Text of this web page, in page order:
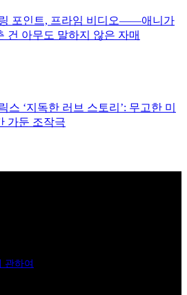
포인트, 프라임 비디오――애니가
건 아무도 말하지 않은 자매
스 ‘지독한 러브 스토리’: 무고한 미
가둔 조작극
관하여